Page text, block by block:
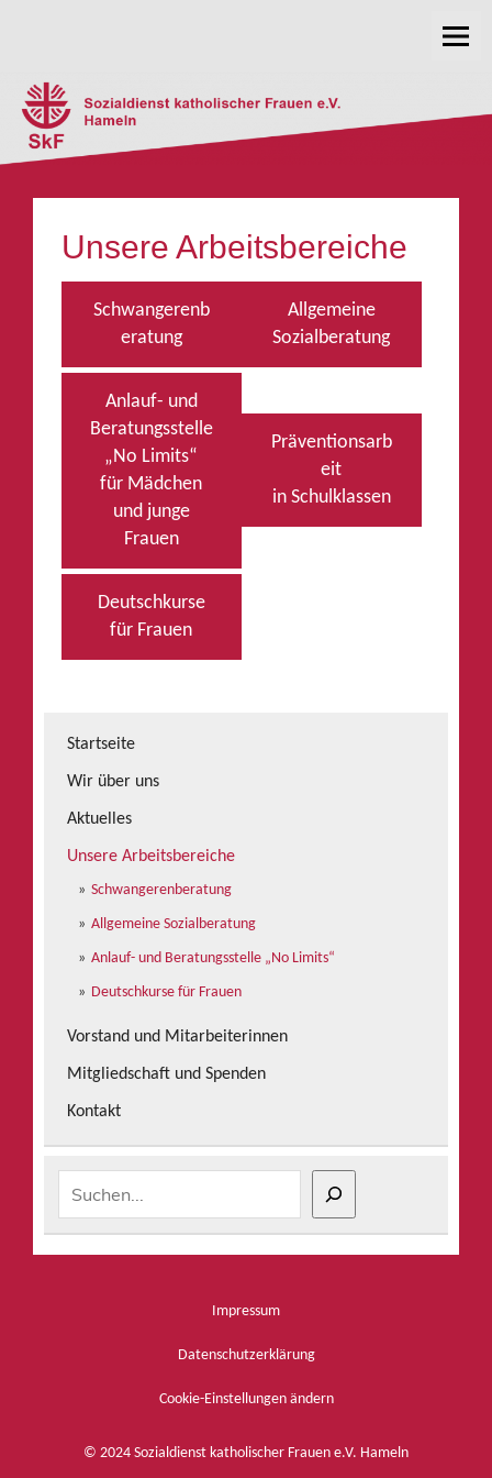
Unsere Arbeitsbereiche
Schwangerenb
eratung
Allgemeine
Sozialberatung
Anlauf- und
Beratungsstelle
„No Limits“
für Mädchen
und junge
Frauen
Präventionsarb
eit
in Schulklassen
Deutschkurse
für Frauen
Startseite
Wir über uns
Aktuelles
Unsere Arbeitsbereiche
Schwangerenberatung
Allgemeine Sozialberatung
Anlauf- und Beratungsstelle „No Limits“
Deutschkurse für Frauen
Vorstand und Mitarbeiterinnen
Mitgliedschaft und Spenden
Kontakt
Impressum
Datenschutzerklärung
Cookie-Einstellungen ändern
© 2024 Sozialdienst katholischer Frauen e.V. Hameln